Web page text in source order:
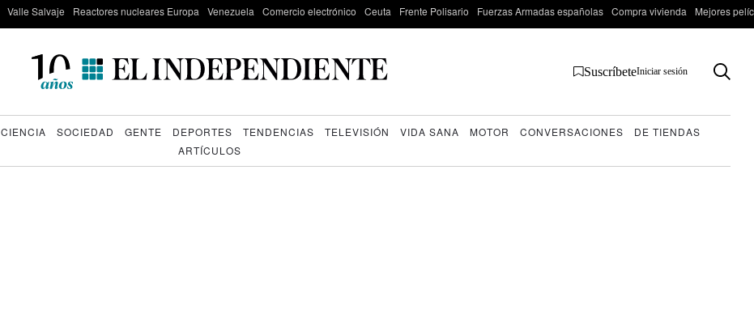
Valle Salvaje Reactores nucleares Europa Venezuela Comercio electrónico Ceuta Frente Polisario Fuerzas Armadas españolas Compra vivienda Mejores
SuscríbeteIniciar sesión
CIENCIA SOCIEDAD GENTE DEPORTES TENDENCIAS TELEVISIÓN VIDA SANA MOTOR CONVERSACIONES
DE TIENDAS
ARTÍCULOS